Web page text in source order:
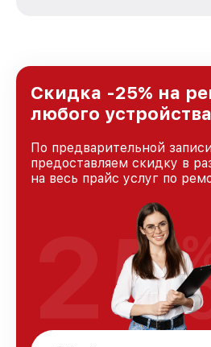
и лояльности наших
Скидка -25% на
любого
По предварительной
предоставляем скидку в
на весь прайс услуг по
25